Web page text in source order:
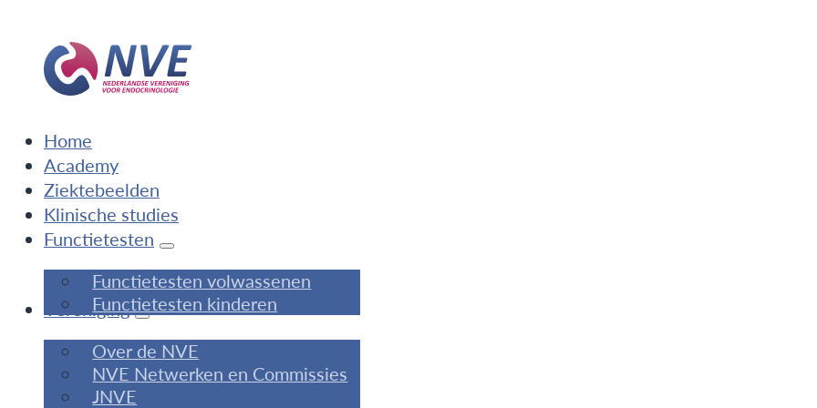
Home
Academy
Ziektebeelden
Klinische studies
Functietesten
Functietesten volwassenen
Functietesten kinderen
Vereniging
Over de NVE
NVE Netwerken en Commissies
JNVE